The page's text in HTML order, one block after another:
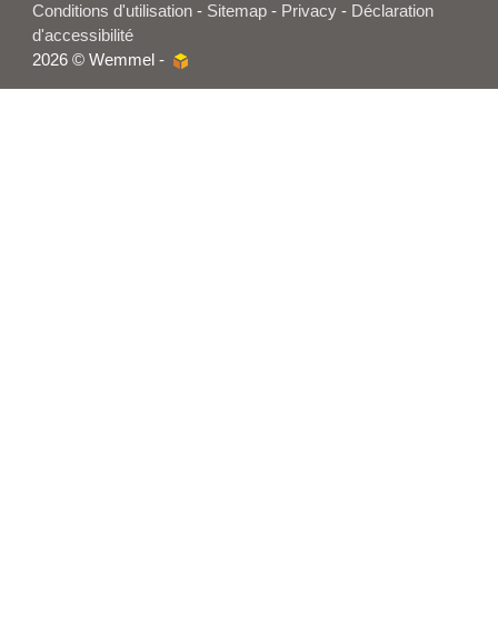
Conditions d'utilisation - Sitemap - Privacy - Déclaration
d'accessibilité
2026 © Wemmel -